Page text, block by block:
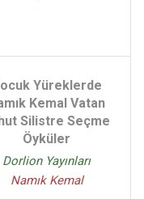
Yüreklerde
Kemal Vatan
Silistre Seçme
Öyküler
Dorlion Yayınları
Namık Kemal